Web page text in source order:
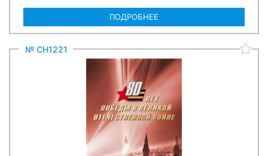
ПОДРОБНЕЕ
№ СН1221